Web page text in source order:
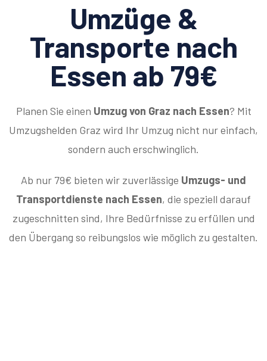
Umzüge &
Transporte nach
Essen ab 79€
Planen Sie einen Umzug von Graz nach Essen? Mit
Umzugshelden Graz wird Ihr Umzug nicht nur einfach,
sondern auch erschwinglich.
Ab nur 79€ bieten wir zuverlässige Umzugs- und
Transportdienste nach Essen, die speziell darauf
zugeschnitten sind, Ihre Bedürfnisse zu erfüllen und
den Übergang so reibungslos wie möglich zu gestalten.